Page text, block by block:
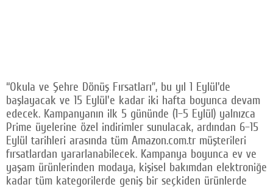
“Okula ve Şehre Dönüş Fırsatları”, bu yıl 1 Eylül'de
başlayacak ve 15 Eylül'e kadar iki hafta boyunca devam
edecek. Kampanyanın ilk 5 gününde (1–5 Eylül) yalnızca
Prime üyelerine özel indirimler sunulacak, ardından 6–15
Eylül tarihleri arasında tüm Amazon.com.tr müşterileri
fırsatlardan yararlanabilecek. Kampanya boyunca ev ve
yaşam ürünlerinden modaya, kişisel bakımdan elektroniğe
kadar tüm kategorilerde geniş bir seçkiden ürünlerde